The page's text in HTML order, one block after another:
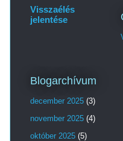
Visszaélés
jelentése
Blogarchívum
december 2025 (3)
november 2025 (4)
október 2025 (5)